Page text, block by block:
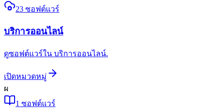
23 ซอฟต์แวร์
บริการออนไลน์
ดูซอฟต์แวร์ใน บริการออนไลน์.
เปิดหมวดหมู่
ผ
1 ซอฟต์แวร์